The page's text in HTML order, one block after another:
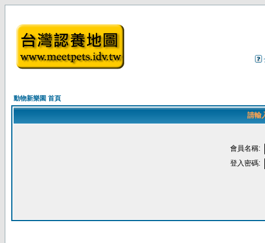
動物新樂園 首頁
請輸
會員名稱:
登入密碼: